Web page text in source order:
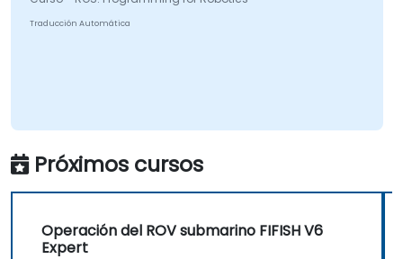
Traducción Automática
Próximos cursos
Operación del ROV submarino FIFISH V6
Expert